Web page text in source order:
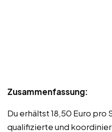
Zusammenfassung:
Du erhältst 18,50 Euro pro
qualifizierte und